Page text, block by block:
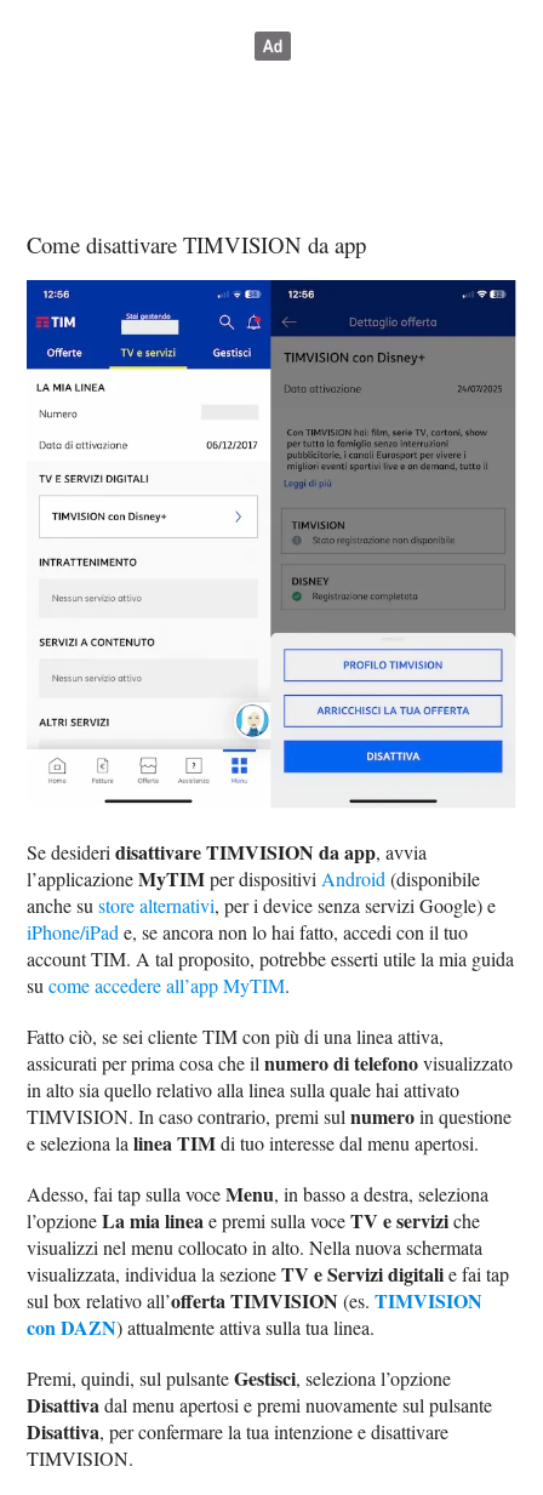
Come disattivare TIMVISION da app
Se desideridisattivare TIMVISION da app, avvia
l’applicazioneMyTIMper dispositivi Android (disponibile
anche sustore alternativi, per i device senza servizi Google) e
iPhone/iPad e, se ancora non lo hai fatto, accedi con il tuo
account TIM. A tal proposito, potrebbe esserti utile la mia guida
sucome accedere all’app MyTIM.
Fatto ciò, se sei cliente TIM con più di una linea attiva,
assicurati per prima cosa che ilnumero di telefonovisualizzato
in alto sia quello relativo alla linea sulla quale hai attivato
TIMVISION. In caso contrario, premi sulnumeroin questione
e seleziona lalinea TIMdi tuo interesse dal menu apertosi.
Adesso, fai tap sulla voceMenu, in basso a destra, seleziona
l’opzioneLa mia lineae premi sulla voceTV e serviziche
visualizzi nel menu collocato in alto. Nella nuova schermata
visualizzata, individua la sezioneTV e Servizi digitalie fai tap
sul box relativo all’offerta TIMVISION (es.TIMVISION
con DAZN) attualmente attiva sulla tua linea.
Premi, quindi, sul pulsanteGestisci, seleziona l’opzione
Disattivadal menu apertosi e premi nuovamente sul pulsante
Disattiva, per confermare la tua intenzione e disattivare
TIMVISION.